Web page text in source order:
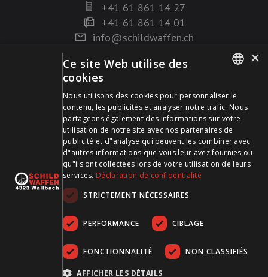
+41 61 861 14 27
+41 61 861 14 01
info@schildwaffen.ch
Mode de paiement
Visitez-nous sur les médias sociaux et restez à jour !
FRENCH
×
Ce site Web utilise des
cookies
Nous utilisons des cookies pour personnaliser le
contenu, les publicités et analyser notre trafic. Nous
partageons également des informations sur votre
utilisation de notre site avec nos partenaires de
publicité et d"analyse qui peuvent les combiner avec
d"autres informations que vous leur avez fournies ou
qu"ils ont collectées lors de votre utilisation de leurs
services. Déclaration de confidentialité
STRICTEMENT NÉCESSAIRES
PERFORMANCE CIBLAGE
FONCTIONNALITÉ NON CLASSIFIÉS
AFFICHER LES DÉTAILS